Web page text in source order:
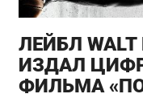
ЛЕЙБЛ WALT
ИЗДАЛ
ФИЛЬМА